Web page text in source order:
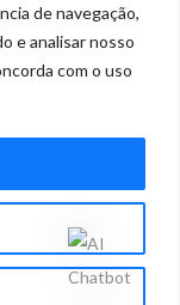
de navegação,
e analisar nosso
com o uso
.